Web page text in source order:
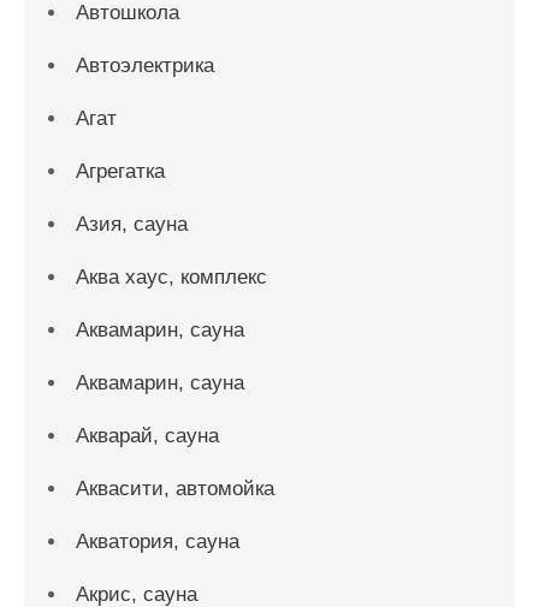
Автошкола
Автоэлектрика
Агат
Агрегатка
Азия, сауна
Аква хаус, комплекс
Аквамарин, сауна
Аквамарин, сауна
Акварай, сауна
Аквасити, автомойка
Акватория, сауна
Акрис, сауна